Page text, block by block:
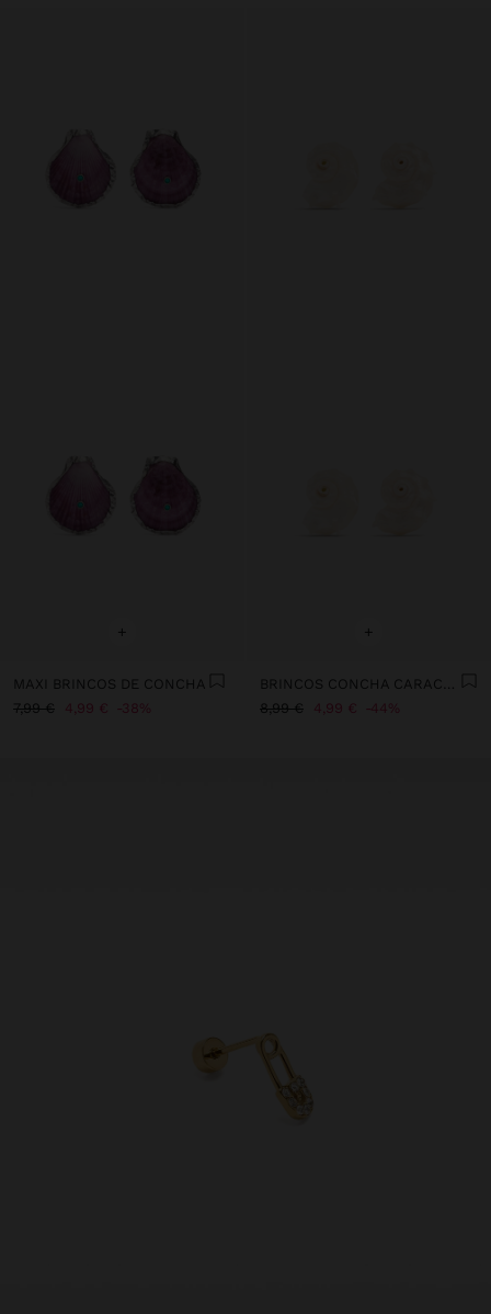
+
MAXI BRINCOS DE CONCHA
7,99 €
4,99 € 38%
+
BRINCOS CONCHA CARACOL ESPIRAL
8,99 €
4,99 € 44%